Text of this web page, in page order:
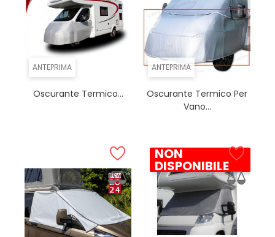
ANTEPRIMA
Oscurante Termico...
ANTEPRIMA
Oscurante Termico Per
Vano...
NON
DISPONIBILE